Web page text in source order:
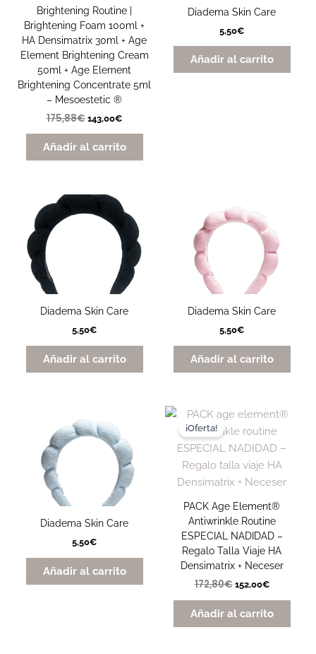
Brightening Routine |
Brightening Foam 100ml +
HA Densimatrix 30ml + Age
Element Brightening Cream
50ml + Age Element
Brightening Concentrate 5ml
– Mesoestetic ®
175,88€ 143,00€
Añadir al carrito
Diadema Skin Care
5,50€
Añadir al carrito
Diadema Skin Care
5,50€
Añadir al carrito
Diadema Skin Care
5,50€
Añadir al carrito
Diadema Skin Care
5,50€
Añadir al carrito
¡Oferta!
PACK Age Element®
Antiwrinkle Routine
ESPECIAL NADIDAD –
Regalo Talla Viaje HA
Densimatrix + Neceser
172,80€
El
original
era:
172,80€.
152,00€
El
actual
es:
152,00€.
Añadir al carrito